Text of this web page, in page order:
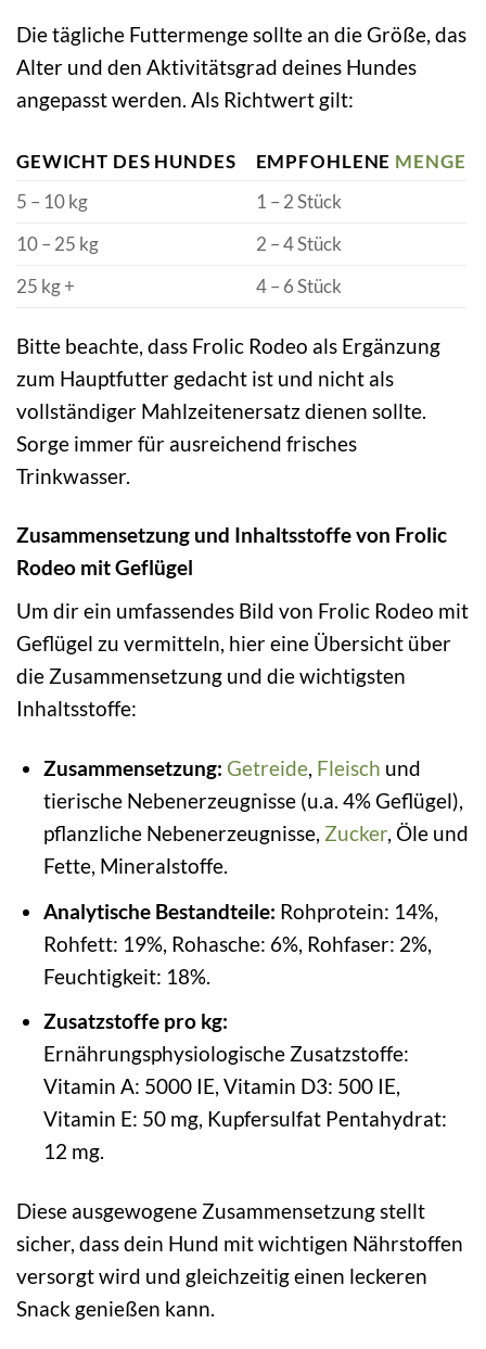
Die tägliche Futtermenge sollte an die Größe, das
Alter und den Aktivitätsgrad deines Hundes
angepasst werden. Als Richtwert gilt:
GEWICHT DES HUNDES EMPFOHLENE MENGE
5 – 10 kg
1 – 2 Stück
10 – 25 kg
2 – 4 Stück
25 kg +
4 – 6 Stück
Bitte beachte, dass Frolic Rodeo als Ergänzung
zum Hauptfutter gedacht ist und nicht als
vollständiger Mahlzeitenersatz dienen sollte.
Sorge immer für ausreichend frisches
Trinkwasser.
Zusammensetzung und Inhaltsstoffe von Frolic
Rodeo mit Geflügel
Um dir ein umfassendes Bild von Frolic Rodeo mit
Geflügel zu vermitteln, hier eine Übersicht über
die Zusammensetzung und die wichtigsten
Inhaltsstoffe:
Zusammensetzung: Getreide, Fleisch und
tierische Nebenerzeugnisse (u.a. 4% Geflügel),
pflanzliche Nebenerzeugnisse, Zucker, Öle und
Fette, Mineralstoffe.
Analytische Bestandteile: Rohprotein: 14%,
Rohfett: 19%, Rohasche: 6%, Rohfaser: 2%,
Feuchtigkeit: 18%.
Zusatzstoffe pro kg:
Ernährungsphysiologische Zusatzstoffe:
Vitamin A: 5000 IE, Vitamin D3: 500 IE,
Vitamin E: 50 mg, Kupfersulfat Pentahydrat:
12 mg.
Diese ausgewogene Zusammensetzung stellt
sicher, dass dein Hund mit wichtigen Nährstoffen
versorgt wird und gleichzeitig einen leckeren
Snack genießen kann.